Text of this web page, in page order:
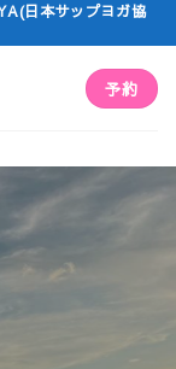
日本サップヨガ協
予約